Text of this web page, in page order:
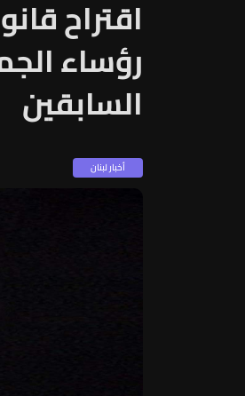
اقتراح
رؤساء
السابقين
أخبار لبنان